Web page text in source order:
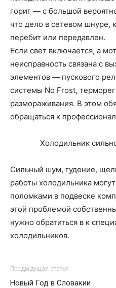
горит — с большой
что дело в сетевом шнуре,
перебит или передавлен.
Если свет включается, а
неисправность связана с
элементов — пускового
системы No Frost,
размораживания. В этом
обращаться к
Холодильник
Сильный шум, гудение,
работы холодильника
поломками в подвеске
этой проблемой
нужно обратиться в к
холодильников.
Предыдущая статья
Новый Год в Словакии